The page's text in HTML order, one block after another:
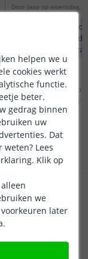
NIEUW
Door Jaap op woensdag
Bij de profielen
afdekkap
door en is semi-
Bekijkhele
Door Siem op woensdag
helpen we u
cookies werkt
functie.
beter.
gedrag binnen
uw
Dat
weten? Lees
Klik op
we
later